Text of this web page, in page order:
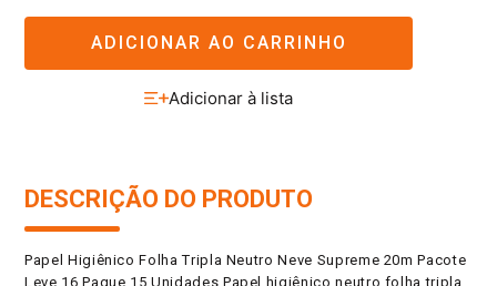
ADICIONAR AO CARRINHO
DESCRIÇÃO DO PRODUTO
Papel Higiênico Folha Tripla Neutro Neve Supreme 20m Pacote
Leve 16 Pague 15 Unidades Papel higiênico neutro folha tripla